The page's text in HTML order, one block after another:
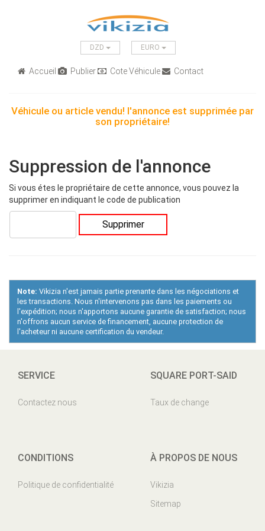
DZD EURO
Accueil Publier Cote Véhicule Contact
Véhicule ou article vendu! l'annonce est supprimée par
son propriétaire!
Suppression de l'annonce
Si vous étes le propriétaire de cette annonce, vous pouvez la
supprimer en indiquant le code de publication
Supprimer
Note: Vikizia n'est jamais partie prenante dans les négociations et
les transactions. Nous n'intervenons pas dans les paiements ou
l'expédition; nous n'apportons aucune garantie de satisfaction; nous
n'offrons aucun service de financement, aucune protection de
l'acheteur ni aucune certification du vendeur.
SERVICE
Contactez nous
SQUARE PORT-SAID
Taux de change
CONDITIONS
Politique de confidentialité
À PROPOS DE NOUS
Vikizia
Sitemap